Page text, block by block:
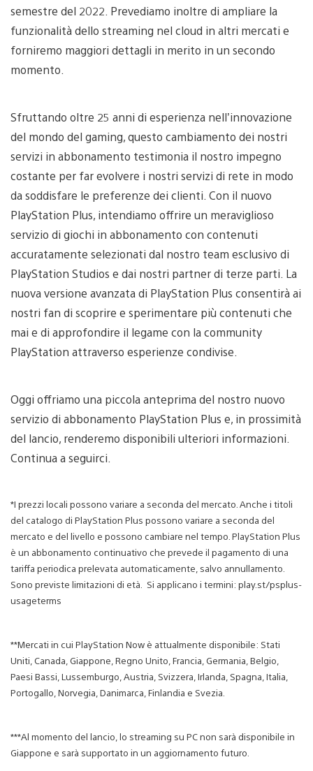
semestre del 2022. Prevediamo inoltre di ampliare la
funzionalità dello streaming nel cloud in altri mercati e
forniremo maggiori dettagli in merito in un secondo
momento.
Sfruttando oltre 25 anni di esperienza nell’innovazione
del mondo del gaming, questo cambiamento dei nostri
servizi in abbonamento testimonia il nostro impegno
costante per far evolvere i nostri servizi di rete in modo
da soddisfare le preferenze dei clienti. Con il nuovo
PlayStation Plus, intendiamo offrire un meraviglioso
servizio di giochi in abbonamento con contenuti
accuratamente selezionati dal nostro team esclusivo di
PlayStation Studios e dai nostri partner di terze parti. La
nuova versione avanzata di PlayStation Plus consentirà ai
nostri fan di scoprire e sperimentare più contenuti che
mai e di approfondire il legame con la community
PlayStation attraverso esperienze condivise.
Oggi offriamo una piccola anteprima del nostro nuovo
servizio di abbonamento PlayStation Plus e, in prossimità
del lancio, renderemo disponibili ulteriori informazioni.
Continua a seguirci.
*I prezzi locali possono variare a seconda del mercato. Anche i titoli
del catalogo di PlayStation Plus possono variare a seconda del
mercato e del livello e possono cambiare nel tempo. PlayStation Plus
è un abbonamento continuativo che prevede il pagamento di una
tariffa periodica prelevata automaticamente, salvo annullamento.
Sono previste limitazioni di età. Si applicano i termini: play.st/psplus-
usageterms
**Mercati in cui PlayStation Now è attualmente disponibile: Stati
Uniti, Canada, Giappone, Regno Unito, Francia, Germania, Belgio,
Paesi Bassi, Lussemburgo, Austria, Svizzera, Irlanda, Spagna, Italia,
Portogallo, Norvegia, Danimarca, Finlandia e Svezia.
***Al momento del lancio, lo streaming su PC non sarà disponibile in
Giappone e sarà supportato in un aggiornamento futuro.